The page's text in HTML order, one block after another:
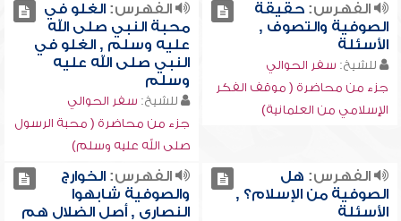
الفهرس:حقيقة
الصوفية والتصوف ,
الأسئلة
للشيخ: سفر الحوالي
جزء من محاضرة ( موقف الفكر
الإسلامي من العلمانية)
الفهرس:الغلو في
محبة النبي صلى الله
عليه وسلم , الغلو في
النبي صلى الله عليه
وسلم
للشيخ: سفر الحوالي
جزء من محاضرة ( محبة الرسول
صلى الله عليه وسلم)
الفهرس: هل
الصوفية من الإسلام؟ ,
الأسئلة
الفهرس:الخوارج
والصوفية شابهوا
النصارى , أصل الضلال هم